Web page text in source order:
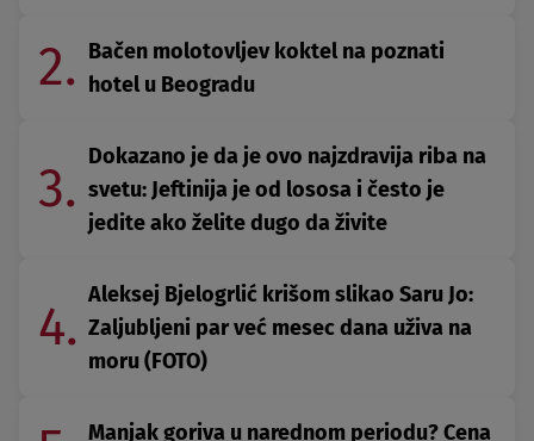
2. Bačen molotovljev koktel na poznati
hotel u Beogradu
3.
Dokazano je da je ovo najzdravija riba na
svetu: Jeftinija je od lososa i često je
jedite ako želite dugo da živite
4.
Aleksej Bjelogrlić krišom slikao Saru Jo:
Zaljubljeni par već mesec dana uživa na
moru (FOTO)
Manjak goriva u narednom periodu? Cena